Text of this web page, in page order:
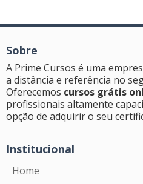
Sobre
A Prime Cursos é uma
a distância e referência no
Oferecemos cursos grátis
profissionais altamente
opção de adquirir o seu
Institucional
Home